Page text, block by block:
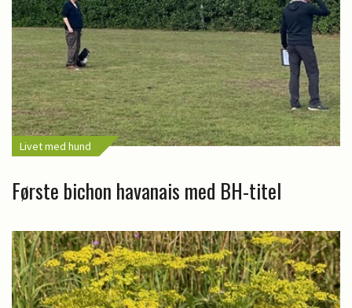
Livet med hund
Første bichon havanais med BH-titel